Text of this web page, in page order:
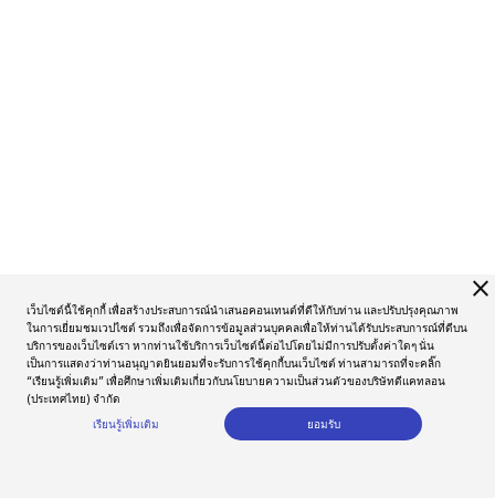
close
เว็บไซต์นี้ใช้คุกกี้ เพื่อสร้างประสบการณ์นำเสนอคอนเทนต์ที่ดีให้กับท่าน และปรับปรุงคุณภาพ
ในการเยี่ยมชมเวปไซต์ รวมถึงเพื่อจัดการข้อมูลส่วนบุคคลเพื่อให้ท่านได้รับประสบการณ์ที่ดีบน
บริการของเว็บไซต์เรา หากท่านใช้บริการเว็บไซต์นี้ต่อไปโดยไม่มีการปรับตั้งค่าใดๆ นั่น
เป็นการแสดงว่าท่านอนุญาตยินยอมที่จะรับการใช้คุกกี้บนเว็บไซต์ ท่านสามารถที่จะคลิ๊ก
“เรียนรู้เพิ่มเติม” เพื่อศึกษาเพิ่มเติมเกี่ยวกับนโยบายความเป็นส่วนตัวของบริษัทดีแคทลอน
(ประเทศไทย) จำกัด
เรียนรู้เพิ่มเติม
ยอมรับ